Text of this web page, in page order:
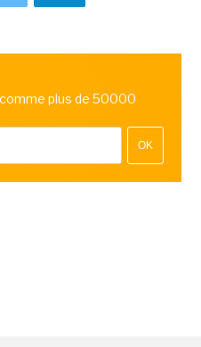
plus de 50000
OK